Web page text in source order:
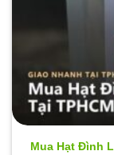
Mua Hạt Đình